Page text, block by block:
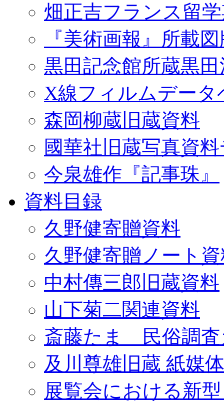
畑正吉フランス留
『美術画報』所載
黒田記念館所蔵黒
X線フィルムデータ
森岡柳蔵旧蔵資料
國華社旧蔵写真資
今泉雄作『記事珠』
資料目録
久野健寄贈資料
久野健寄贈ノート
中村傳三郎旧蔵資料
山下菊二関連資料
斎藤たま 民俗調査
及川尊雄旧蔵 紙媒
展覧会における新